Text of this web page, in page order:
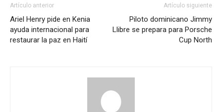
Artículo anterior
Ariel Henry pide en Kenia
ayuda internacional para
restaurar la paz en Haití
Artículo siguiente
Piloto dominicano Jimmy
Llibre se prepara para Porsche
Cup North